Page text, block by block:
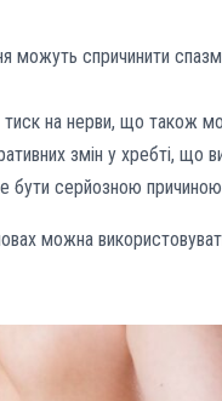
можуть спричинити
тиск на нерви, що також
змін у хребті, що
бути серйозною
можна використовувати